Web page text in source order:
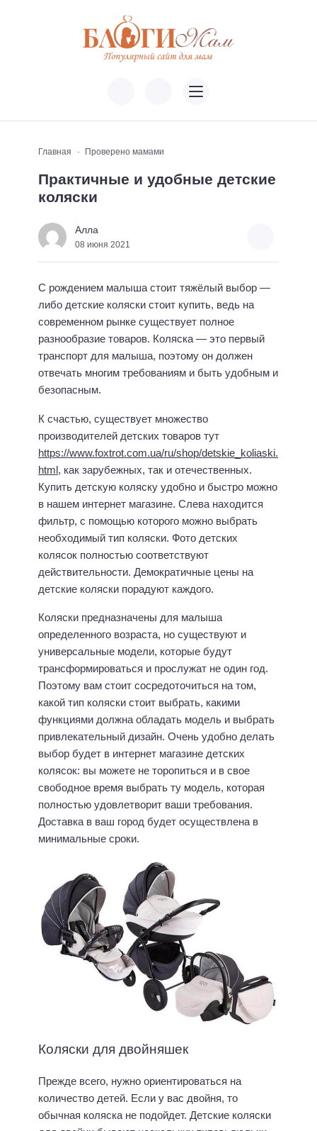
Главная Проверено мамами
Практичные и удобные детские
коляски
Алла
08 июня 2021
С рождением малыша стоит тяжёлый выбор —
либо детские коляски стоит купить, ведь на
современном рынке существует полное
разнообразие товаров. Коляска — это первый
транспорт для малыша, поэтому он должен
отвечать многим требованиям и быть удобным и
безопасным.
К счастью, существует множество
производителей детских товаров тут
https://www.foxtrot.com.ua/ru/shop/detskie_koliaski.
html, как зарубежных, так и отечественных.
Купить детскую коляску удобно и быстро можно
в нашем интернет магазине. Слева находится
фильтр, с помощью которого можно выбрать
необходимый тип коляски. Фото детских
колясок полностью соответствуют
действительности. Демократичные цены на
детские коляски порадуют каждого.
Коляски предназначены для малыша
определенного возраста, но существуют и
универсальные модели, которые будут
трансформироваться и прослужат не один год.
Поэтому вам стоит сосредоточиться на том,
какой тип коляски стоит выбрать, какими
функциями должна обладать модель и выбрать
привлекательный дизайн. Очень удобно делать
выбор будет в интернет магазине детских
колясок: вы можете не торопиться и в свое
свободное время выбрать ту модель, которая
полностью удовлетворит ваши требования.
Доставка в ваш город будет осуществлена ​​в
минимальные сроки.
Коляски для двойняшек
Прежде всего, нужно ориентироваться на
количество детей. Если у вас двойня, то
обычная коляска не подойдет. Детские коляски